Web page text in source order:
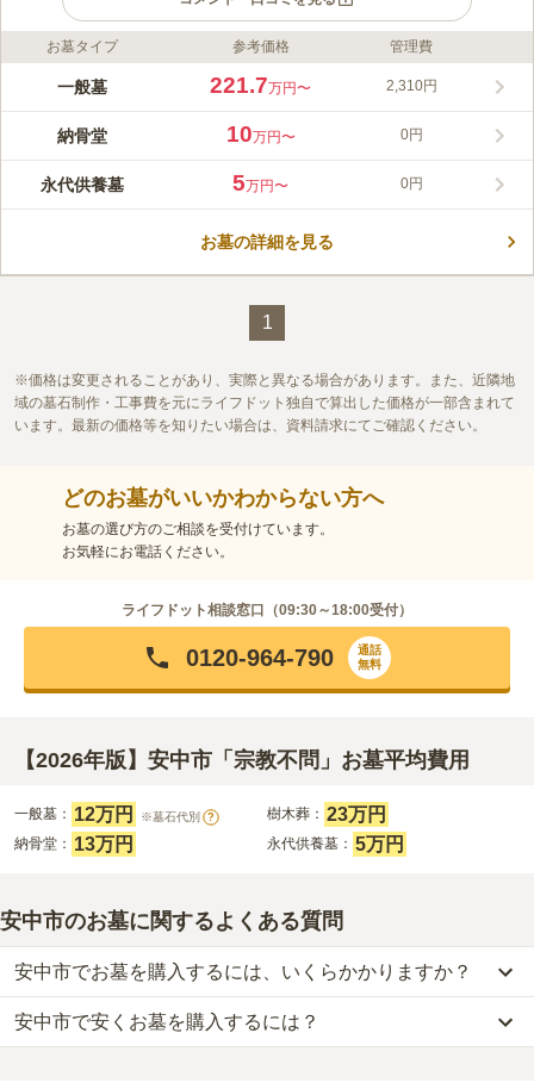
ライフドット編集部のコメント
従来どおりの「区画墓地」に加え、「納骨堂」「合葬墓」の3種
さは3㎡と5㎡が用意されています。「納骨堂」は1体用と2体用
があり、ロッカー式の納骨壇に骨壺を納めます。「合葬墓」は合
墓」のみ生前申込が可能となり、「区画墓地」「納骨堂」は焼骨
を有していないと申し込みができません。
お墓タイプ 参考価格 管理費
一般墓 221.7万円〜 2,310円
納骨堂 10万円〜 0円
永代供養墓 5万円〜 0円
お墓の詳細を見る
1
価格は変更されることがあり、実際と異なる場合があります。また、近隣地
域の墓石制作・工事費を元にライフドット独自で算出した価格が一部含まれて
います。最新の価格等を知りたい場合は、資料請求にてご確認ください。
どのお墓がいいかわからない方へ
お墓の選び方のご相談を受付けています。
お気軽にお電話ください。
ライフドット相談窓口（09:30～18:00受付）
0120-964-790
通話
無料
【2026年版】安中市「宗教不問」お墓平均費用
一般墓： 12万円 ※墓石代別 ? 樹木葬： 23万円
納骨堂： 13万円 永代供養墓： 5万円
安中市のお墓に関するよくある質問
安中市でお墓を購入するには、いくらかかりますか？
安中市での購入費用の目安は、一般墓が約179万円、樹木葬が約52
万円、納骨堂が約13万円、永代供養墓が約82万円です。
安中市で安くお墓を購入するには？